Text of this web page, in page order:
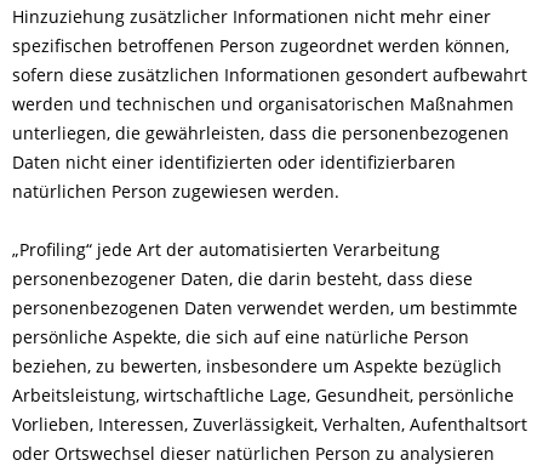
Hinzuziehung zusätzlicher Informationen nicht mehr einer
spezifischen betroffenen Person zugeordnet werden können,
sofern diese zusätzlichen Informationen gesondert aufbewahrt
werden und technischen und organisatorischen Maßnahmen
unterliegen, die gewährleisten, dass die personenbezogenen
Daten nicht einer identifizierten oder identifizierbaren
natürlichen Person zugewiesen werden.
„Profiling“ jede Art der automatisierten Verarbeitung
personenbezogener Daten, die darin besteht, dass diese
personenbezogenen Daten verwendet werden, um bestimmte
persönliche Aspekte, die sich auf eine natürliche Person
beziehen, zu bewerten, insbesondere um Aspekte bezüglich
Arbeitsleistung, wirtschaftliche Lage, Gesundheit, persönliche
Vorlieben, Interessen, Zuverlässigkeit, Verhalten, Aufenthaltsort
oder Ortswechsel dieser natürlichen Person zu analysieren